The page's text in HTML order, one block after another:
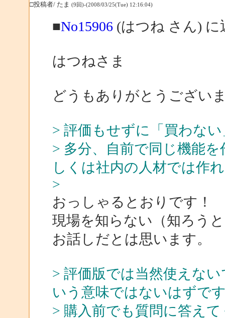
□投稿者/ たま (9回)-(2008/03/25(Tue) 12:16:04)
■No15906(はつね さん) に
はつねさま
どうもありがとうござい
> 評価もせずに「買わな
> 多分、自前で同じ機能
しくは社内の人材では作
>
おっしゃるとおりです！
現場を知らない（知ろう
お話しだとは思います。
> 評価版では当然使えな
いう意味ではないはずで
> 購入前でも質問に答え